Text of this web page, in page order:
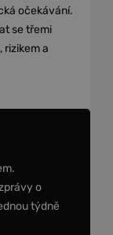
očekávání.
se třemi
rizikem a
o
týdně